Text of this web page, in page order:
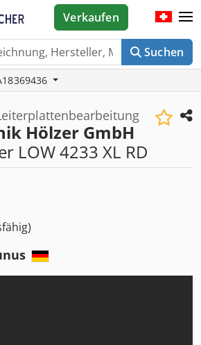
Suchen
Verkaufen
Hölzer GmbH
LOW 4233 XL RD